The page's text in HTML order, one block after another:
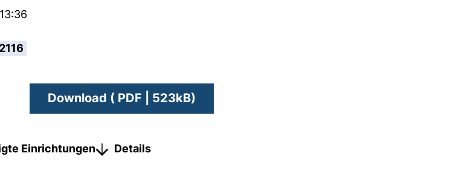
Download ( PDF | 523kB)
Einrichtungen
Details